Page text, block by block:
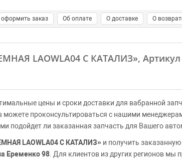
оформить заказ Об оплате О доставке О
LAOWLA04 С КАТАЛИЗ»,
цены и сроки доставки для вабранной
можете проконсультироваться с нашими
подойдет ли заказанная запчасть для Вашего
LAOWLA04 С КАТАЛИЗ» и получить
Еременко 98 . Для клиентов из других регионов